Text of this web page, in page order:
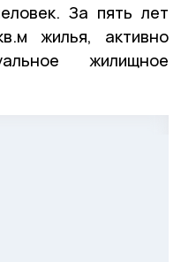
За пять лет
жилья, активно
жилищное